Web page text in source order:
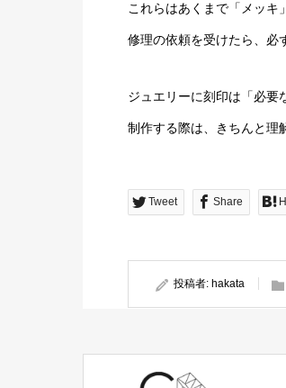
これらはあくまで「メッキ
修理の依頼を受けたら、必
ジュエリーに刻印は「必要
制作する際は、きちんと理
Tweet Share
投稿者: hakata